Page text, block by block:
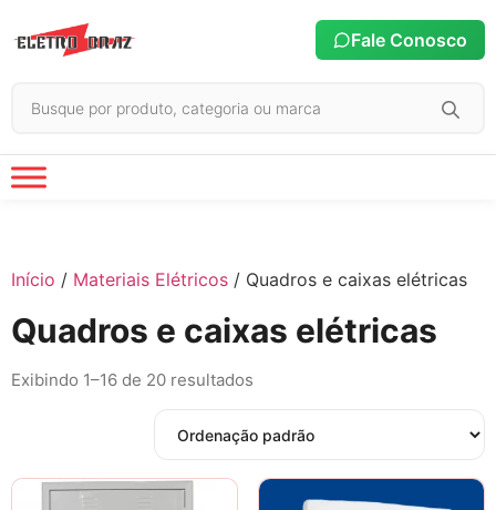
Fale Conosco
Início / Materiais Elétricos / Quadros e caixas elétricas
Quadros e caixas elétricas
Exibindo 1–16 de 20 resultados